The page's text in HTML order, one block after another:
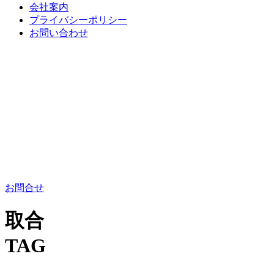
会社案内
プライバシーポリシー
お問い合わせ
お問合せ
取合
TAG